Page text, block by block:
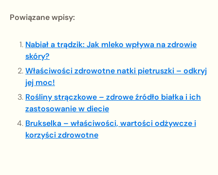
Powiązane wpisy:
Nabiał a trądzik: Jak mleko wpływa na zdrowie
skóry?
Właściwości zdrowotne natki pietruszki – odkryj
jej moc!
Rośliny strączkowe – zdrowe źródło białka i ich
zastosowanie w diecie
Brukselka – właściwości, wartości odżywcze i
korzyści zdrowotne